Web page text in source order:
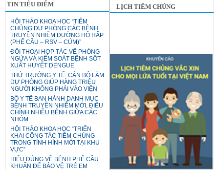
TIN TIÊU ĐIỂM
HỘI THẢO KHOA HỌC “TIÊM
CHỦNG DỰ PHÒNG CÁC BỆNH
TRUYỀN NHIỄM ĐƯỜNG HÔ HẤP
(PHẾ CẦU – RSV – CÚM)”
ĐỐI THOẠI HỢP TÁC VỀ PHÒNG
NGỪA VÀ KIỂM SOÁT BỆNH SỐT
XUẤT HUYẾT DENGUE
THỨ TRƯỞNG Y TẾ: CÁN BỘ LÀM
DỰ PHÒNG GIÚP HÀNG TRIỆU
NGƯỜI KHÔNG PHẢI VÀO VIỆN
BỘ Y TẾ BAN HÀNH DANH MỤC
BỆNH TRUYỀN NHIỄM MỚI, ĐIỀU
CHỈNH NHIỀU BỆNH GIỮA CÁC
NHÓM
HỘI THẢO KHOA HỌC “TRIỂN
KHAI CÔNG TÁC TIÊM CHỦNG
TRONG TÌNH HÌNH MỚI TẠI KHU
VỰC”
HIỂU ĐÚNG VỀ BỆNH PHẾ CẦU
KHUẨN ĐỂ BẢO VỆ TRẺ EM
LỊCH TIÊM CHỦNG